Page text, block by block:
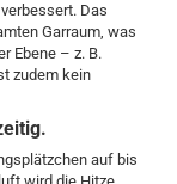
Das
Garraum, was
Ebene – z. B.
zudem kein
auf bis